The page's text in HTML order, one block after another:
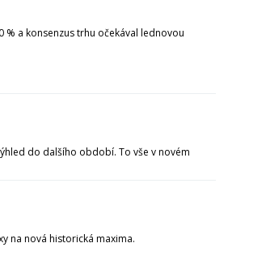
a konsenzus trhu očekával lednovou
do dalšího období. To vše v novém
na nová historická maxima.